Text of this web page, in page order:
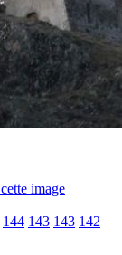
144 143 143 142